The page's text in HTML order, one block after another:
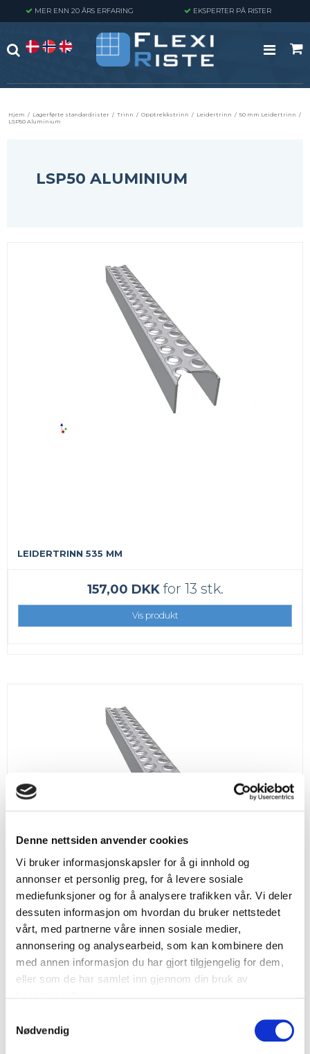
Denne nettsiden anvender cookies
Vi bruker informasjonskapsler for å gi innhold og
annonser et personlig preg, for å levere sosiale
mediefunksjoner og for å analysere trafikken vår. Vi deler
dessuten informasjon om hvordan du bruker nettstedet
vårt, med partnerne våre innen sosiale medier,
annonsering og analysearbeid, som kan kombinere den
med annen informasjon du har gjort tilgjengelig for dem,
eller som de har samlet inn gjennom din bruk av
Nødvendig
MER ENN 20 ÅRS ERFARING EKSPERTER PÅ RISTER
Hjem / Lagerførte standardrister / Trinn / Opptrekkstrinn / Leidertrinn / 50 mm Leidertrinn /
LSP50 Aluminium
LSP50 ALUMINIUM
LEIDERTRINN 535 MM
157,00 DKKfor 13 stk.
Vis produkt